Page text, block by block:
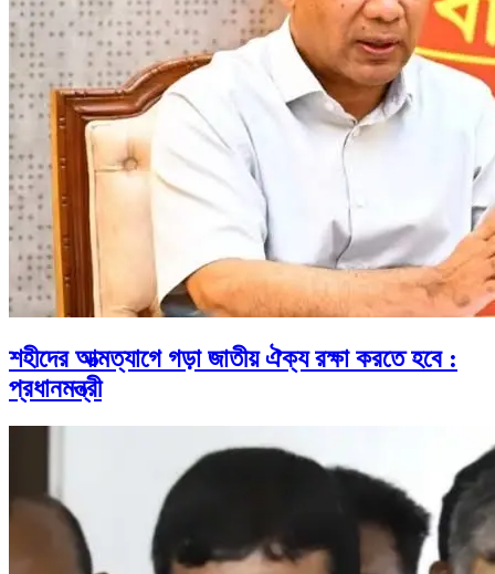
শহীদের আত্মত্যাগে গড়া জাতীয় ঐক্য রক্ষা করতে হবে :
প্রধানমন্ত্রী